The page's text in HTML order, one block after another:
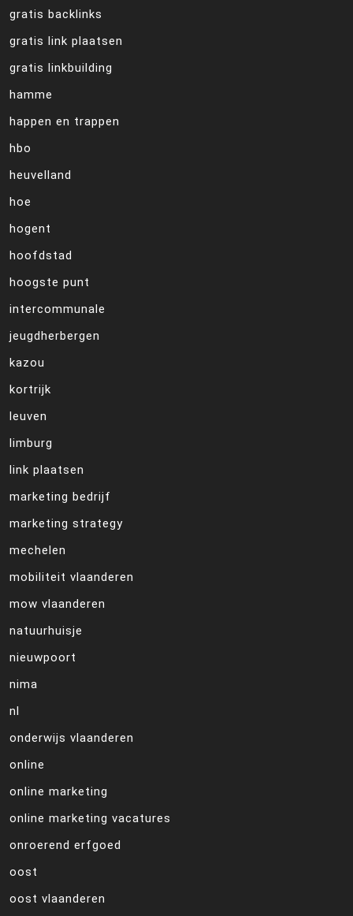
gratis backlinks
gratis link plaatsen
gratis linkbuilding
hamme
happen en trappen
hbo
heuvelland
hoe
hogent
hoofdstad
hoogste punt
intercommunale
jeugdherbergen
kazou
kortrijk
leuven
limburg
link plaatsen
marketing bedrijf
marketing strategy
mechelen
mobiliteit vlaanderen
mow vlaanderen
natuurhuisje
nieuwpoort
nima
nl
onderwijs vlaanderen
online
online marketing
online marketing vacatures
onroerend erfgoed
oost
oost vlaanderen